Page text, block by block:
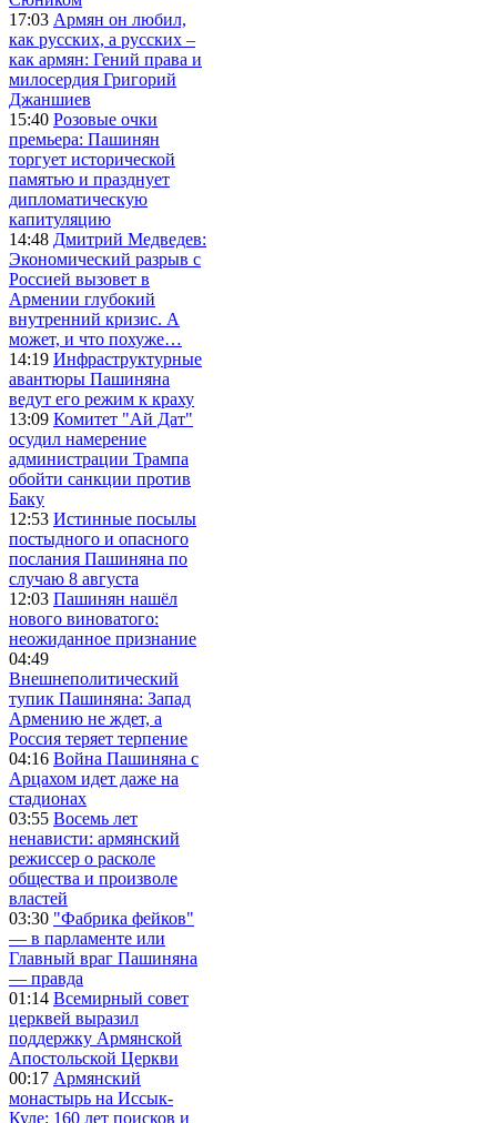
17:03 Армян он любил,
как русских, а русских –
как армян: Гений права и
милосердия Григорий
Джаншиев
15:40 Розовые очки
премьера: Пашинян
торгует исторической
памятью и празднует
дипломатическую
капитуляцию
14:48 Дмитрий Медведев:
Экономический разрыв с
Россией вызовет в
Армении глубокий
внутренний кризис. А
может, и что похуже…
14:19 Инфраструктурные
авантюры Пашиняна
ведут его режим к краху
13:09 Комитет "Ай Дат"
осудил намерение
администрации Трампа
обойти санкции против
Баку
12:53 Истинные посылы
постыдного и опасного
послания Пашиняна по
случаю 8 августа
12:03 Пашинян нашёл
нового виноватого:
неожиданное признание
04:49
Внешнеполитический
тупик Пашиняна: Запад
Армению не ждет, а
Россия теряет терпение
04:16 Война Пашиняна с
Арцахом идет даже на
стадионах
03:55 Восемь лет
ненависти: армянский
режиссер о расколе
общества и произволе
властей
03:30 "Фабрика фейков"
— в парламенте или
Главный враг Пашиняна
— правда
01:14 Всемирный совет
церквей выразил
поддержку Армянской
Апостольской Церкви
00:17 Армянский
монастырь на Иссык-
Куле: 160 лет поисков и